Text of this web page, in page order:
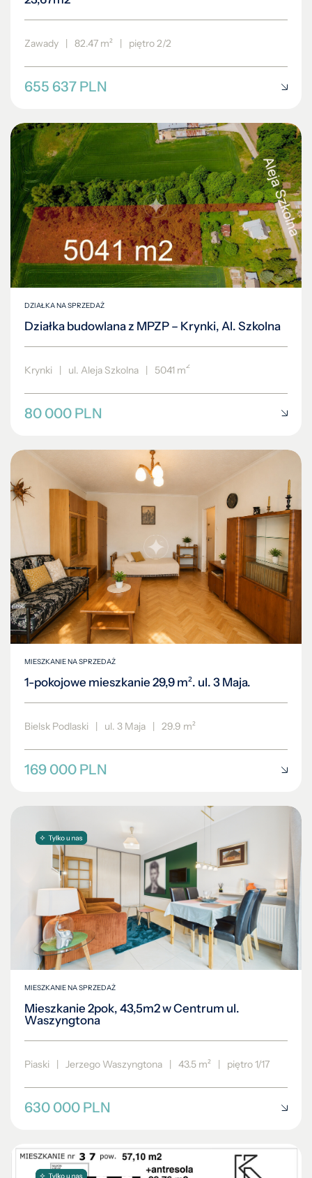
Zawady 82.47 m² piętro 2/2
655 637 PLN
DZIAŁKA NA SPRZEDAŻ
Działka budowlana z MPZP – Krynki, Al. Szkolna
Krynki | ul. Aleja Szkolna | 5041 m2
80 000 PLN
MIESZKANIE NA SPRZEDAŻ
1-pokojowe mieszkanie 29,9 m². ul. 3 Maja.
Bielsk Podlaski ul. 3 Maja 29.9 m²
169 000 PLN
MIESZKANIE NA SPRZEDAŻ
Mieszkanie 2pok, 43,5m2 w Centrum ul.
Waszyngtona
Piaski Jerzego Waszyngtona 43.5 m² piętro 1/17
630 000 PLN